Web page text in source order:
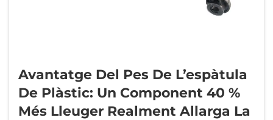
Avantatge Del Pes De L’espàtula
De Plàstic: Un Component 40 %
Més Lleuger Realment Allarga La